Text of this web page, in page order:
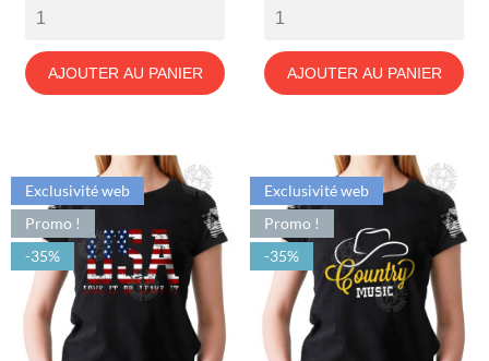
AJOUTER AU PANIER AJOUTER AU PANIER
Exclusivité web
Promo !
-35%
Exclusivité web
Promo !
-35%